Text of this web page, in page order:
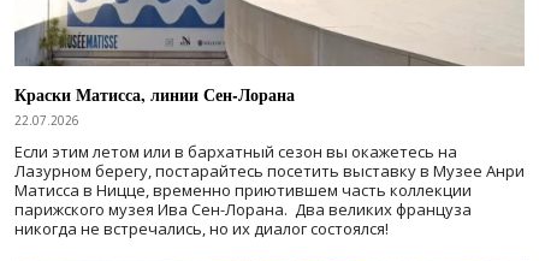
Краски Матисса, линии Сен-Лорана
22.07.2026
Если этим летом или в бархатный сезон вы окажетесь на
Лазурном берегу, постарайтесь посетить выставку в Музее Анри
Матисса в Ницце, временно приютившем часть коллекции
парижского музея Ива Сен-Лорана. Два великих француза
никогда не встречались, но их диалог состоялся!